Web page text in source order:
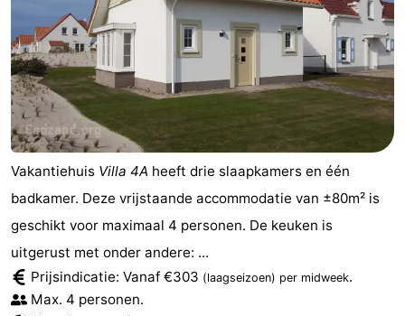
Vakantiehuis Villa 4A heeft drie slaapkamers en één
badkamer. Deze vrijstaande accommodatie van ±80m² is
geschikt voor maximaal 4 personen. De keuken is
uitgerust met onder andere: ...
Prijsindicatie: Vanaf €303 (laagseizoen) per midweek.
Max. 4 personen.